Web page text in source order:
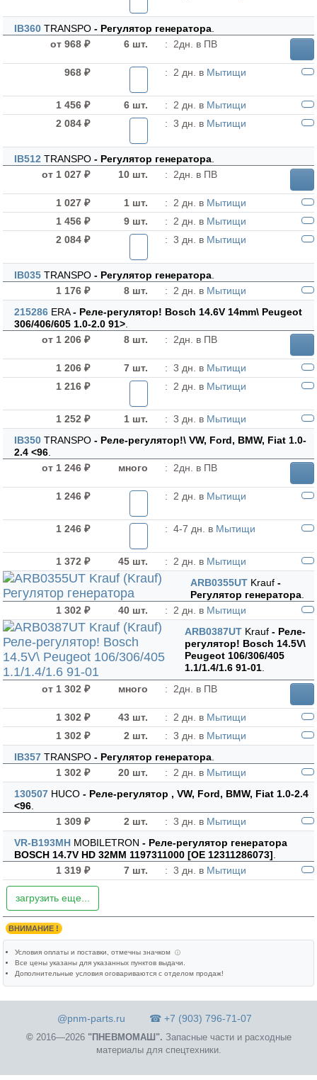
IB360 TRANSPO - Регулятор генератора.
от 968 ₽
6 шт. : 2дн. в ПВ
968 ₽ : 2 дн. в Мытищи
1 456 ₽ 6 шт. : 2 дн. в Мытищи
2 084 ₽
: 3 дн. в Мытищи
IB512 TRANSPO - Регулятор генератора.
от 1 027 ₽
10 шт. : 2дн. в ПВ
1 027 ₽ 1 шт. : 2 дн. в Мытищи
1 456 ₽
9 шт. : 2 дн. в Мытищи
2 084 ₽
: 3 дн. в Мытищи
IB035 TRANSPO - Регулятор генератора.
1 176 ₽
8 шт. : 2 дн. в Мытищи
215286 ERA- Реле-регулятор! Bosch 14.6V 14mm\ Peugeot
306/406/605 1.0-2.0 91>.
от 1 206 ₽
8 шт. : 2дн. в ПВ
1 206 ₽ 7 шт. : 3 дн. в Мытищи
1 216 ₽
: 2 дн. в Мытищи
1 252 ₽ 1 шт. : 3 дн. в Мытищи
IB350 TRANSPO - Реле-регулятор!\ VW, Ford, BMW, Fiat 1.0-
2.4 <96.
от 1 246 ₽
много : 2дн. в ПВ
1 246 ₽ : 2 дн. в Мытищи
1 246 ₽ : 4-7 дн. в Мытищи
1 372 ₽ 45 шт. : 2 дн. в Мытищи
ARB0355UT Krauf -
Регулятор генератора.
1 302 ₽
40 шт. : 2 дн. в Мытищи
ARB0387UT Krauf- Реле-
регулятор! Bosch 14.5V\
Peugeot 106/306/405
1.1/1.4/1.6 91-01.
от 1 302 ₽
много : 2дн. в ПВ
1 302 ₽ 43 шт. : 2 дн. в Мытищи
1 302 ₽
2 шт. : 3 дн. в Мытищи
IB357 TRANSPO - Регулятор генератора.
1 302 ₽
20 шт. : 2 дн. в Мытищи
130507 HUCO - Реле-регулятор , VW, Ford, BMW, Fiat 1.0-2.4
<96.
1 309 ₽
2 шт. : 3 дн. в Мытищи
VR-B193MH MOBILETRON - Реле-регулятор генератора
BOSCH 14.7V HD 32MM 1197311000 [OE 12311286073].
1 319 ₽
7 шт. : 3 дн. в Мытищи
загрузить еще...
ВНИМАНИЕ !
Условия оплаты и поставки, отмечны значком ⓘ
Все цены указаны для указанных пунктов выдачи.
Дополнительные условия оговариваются с отделом продаж!
@pnm-parts.ru ☎ +7 (903) 796-71-07
©2016—2026 "ПНЕВМОМАШ". Запасные части и расходные
материалы для спецтехники.